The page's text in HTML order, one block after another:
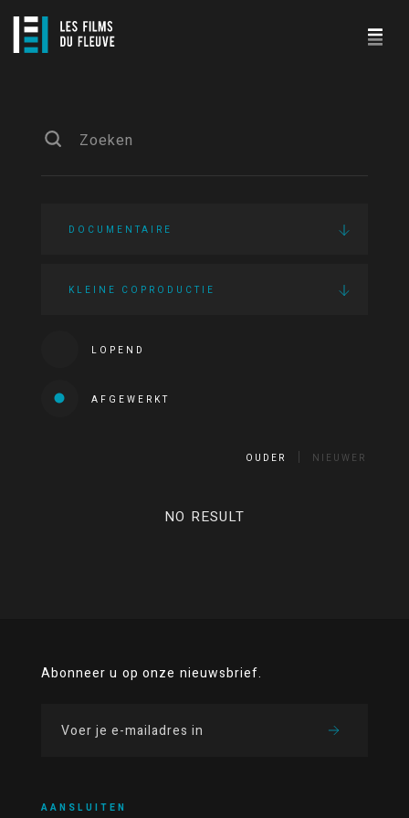
DOCUMENTAIRE
KLEINE COPRODUCTIE
LOPEND
AFGEWERKT
OUDER NIEUWER
NO RESULT
Abonneer u op onze nieuwsbrief.
AANSLUITEN